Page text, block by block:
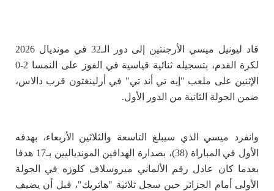
قاد ليونيل ميسي الأرجنتين إلى دور الـ32 في مونديال 2026
لكرة القدم، بتسجيله ثنائية قياسية في الفوز على النمسا 2-0
الإثنين على ملعب "إيه تي أند تي" في أرلينغتون قرب دالاس،
ضمن الجولة الثانية من الدور الأول.
وانفرد ميسي الذي سيبلغ التاسعة والثلاثين الأربعاء، بهدفه
الأول في المباراة (38)، بصدارة الهدافين الموندياليين بـ17 هدفا
بعدما كان عادل رقم الألماني ميروسلاف كلوزه في الجولة
الأولى أمام الجزائر حين سجل ثلاثية "هاتريك"، قبل أن يضيف